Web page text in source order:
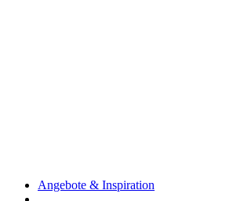
Angebote & Inspiration